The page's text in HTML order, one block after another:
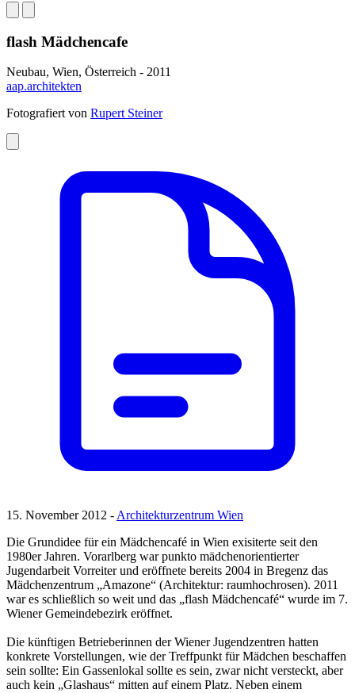
flash Mädchencafe
Neubau, Wien, Österreich - 2011
aap.architekten
Fotografiert von Rupert Steiner
15. November 2012 -Architekturzentrum Wien
Die Grundidee für ein Mädchencafé in Wien exisiterte seit den
1980er Jahren. Vorarlberg war punkto mädchenorientierter
Jugendarbeit Vorreiter und eröffnete bereits 2004 in Bregenz das
Mädchenzentrum „Amazone“ (Architektur: raumhochrosen). 2011
war es schließlich so weit und das „flash Mädchencafé“ wurde im 7.
Wiener Gemeindebezirk eröffnet.
Die künftigen Betrieberinnen der Wiener Jugendzentren hatten
konkrete Vorstellungen, wie der Treffpunkt für Mädchen beschaffen
sein sollte: Ein Gassenlokal sollte es sein, zwar nicht versteckt, aber
auch kein „Glashaus“ mitten auf einem Platz. Neben einem